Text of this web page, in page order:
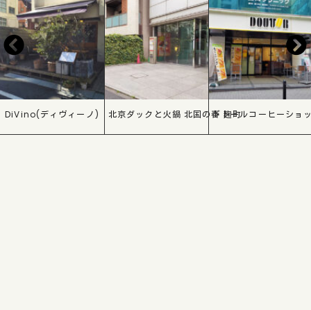
DiVino(ディヴィーノ) 北京ダックと火鍋 北国の春 麹町ドトールコーヒーショ